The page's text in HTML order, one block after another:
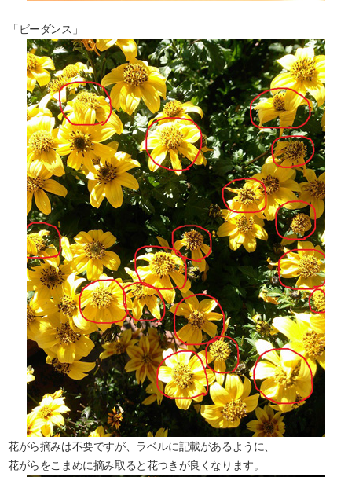
「ビーダンス」
花がら摘みは不要ですが、ラベルに記載があるように、
花がらをこまめに摘み取ると花つきが良くなります。